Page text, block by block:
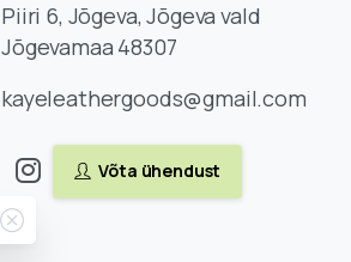
Piiri 6, Jõgeva, Jõgeva vald
Jõgevamaa 48307
kayeleathergoods@gmail.com
Võta ühendust
Close